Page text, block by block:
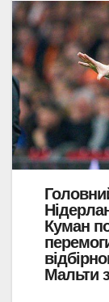
Куман
Мальти